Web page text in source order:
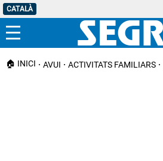
CATALÀ
Menú
🏠 INICI AVUI ACTIVITATS FAMILIARS